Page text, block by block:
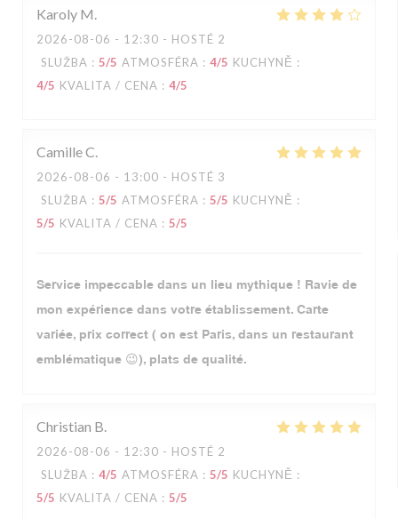
Karoly M
2026-08-06 - 12:30 - HOSTÉ 2
SLUŽBA : 5/5 ATMOSFÉRA : 4/5 KUCHYNĚ :
4/5 KVALITA / CENA : 4/5
CamilleC
2026-08-06 - 13:00 - HOSTÉ 3
SLUŽBA : 5/5 ATMOSFÉRA : 5/5 KUCHYNĚ :
5/5 KVALITA / CENA : 5/5
Service impeccable dans un lieu mythique ! Ravie de
mon expérience dans votre établissement. Carte
variée, prix correct ( on est Paris, dans un restaurant
emblématique 😉), plats de qualité.
Christian B
2026-08-06 - 12:30 - HOSTÉ 2
SLUŽBA : 4/5 ATMOSFÉRA : 5/5 KUCHYNĚ :
5/5 KVALITA / CENA : 5/5